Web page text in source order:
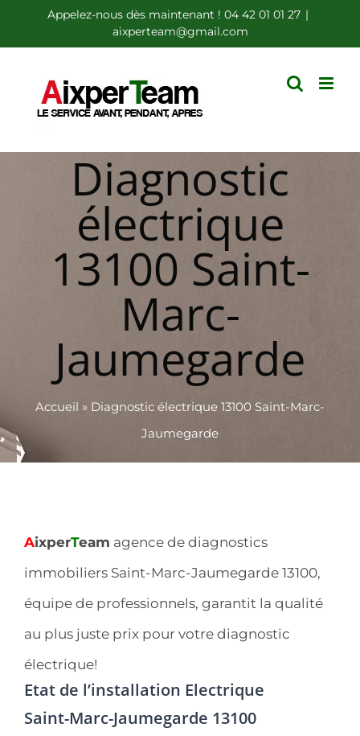
au
contenu
Appelez-nous dès maintenant ! 04 42 01 01 27 |
aixperteam@gmail.com
Diagnostic
électrique
13100 Saint-
Marc-
Jaumegarde
Accueil » Diagnostic électrique 13100 Saint-Marc-
Jaumegarde
AixperTeam agence de diagnostics
immobiliers Saint-Marc-Jaumegarde 13100,
équipe de professionnels, garantit la qualité
au plus juste prix pour votre diagnostic
électrique!
Etat de l’installation Electrique
Saint-Marc-Jaumegarde 13100